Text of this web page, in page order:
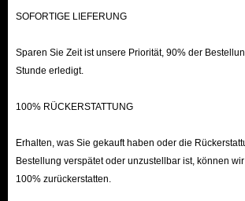
SOFORTIGE LIEFERUNG
Sparen Sie Zeit ist unsere Priorität, 90% der
Stunde erledigt.
100% RÜCKERSTATTUNG
Erhalten, was Sie gekauft haben oder die
Bestellung verspätet oder unzustellbar ist, können
100% zurückerstatten.